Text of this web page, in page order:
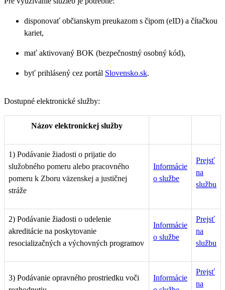
disponovať občianskym preukazom s čipom (eID) a čítačkou
kariet,
mať aktivovaný BOK (bezpečnostný osobný kód),
byť prihlásený cez portál Slovensko.sk.
Dostupné elektronické služby:
Názov elektronickej služby
1) Podávanie žiadosti o prijatie do
služobného pomeru alebo pracovného
pomeru k Zboru väzenskej a justičnej
stráže
Informácie
o službe
Prejsť
na
službu
2) Podávanie žiadosti o udelenie
akreditácie na poskytovanie
resocializačných a výchovných programov
Informácie
o službe
Prejsť
na
službu
3) Podávanie opravného prostriedku voči
Informácie
Prejsť
na